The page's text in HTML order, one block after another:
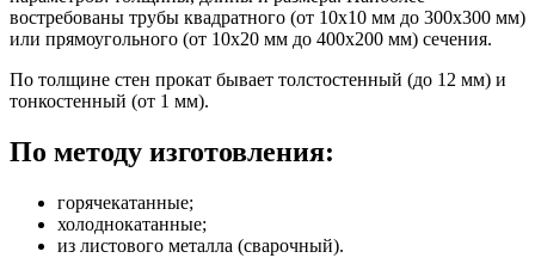
востребованы трубы квадратного (от 10х10 мм до 300х300 мм)
или прямоугольного (от 10х20 мм до 400х200 мм) сечения.
По толщине стен прокат бывает толстостенный (до 12 мм) и
тонкостенный (от 1 мм).
По методу изготовления:
горячекатанные;
холоднокатанные;
из листового металла (сварочный).